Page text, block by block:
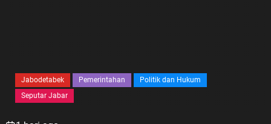
Jabodetabek Pemerintahan
Politik dan Hukum
Seputar Jabar